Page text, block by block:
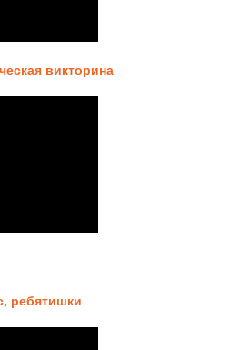
викторина
ребятишки